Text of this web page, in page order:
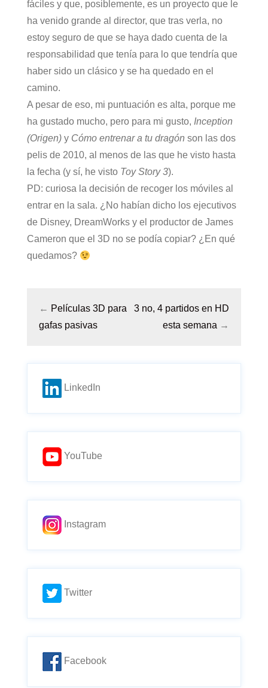
fáciles y que, posiblemente, es un proyecto que le
ha venido grande al director, que tras verla, no
estoy seguro de que se haya dado cuenta de la
responsabilidad que tenía para lo que tendría que
haber sido un clásico y se ha quedado en el
camino.
A pesar de eso, mi puntuación es alta, porque me
ha gustado mucho, pero para mi gusto, Inception
(Origen) y Cómo entrenar a tu dragón son las dos
pelis de 2010, al menos de las que he visto hasta
la fecha (y sí, he visto Toy Story 3).
PD: curiosa la decisión de recoger los móviles al
entrar en la sala. ¿No habían dicho los ejecutivos
de Disney, DreamWorks y el productor de James
Cameron que el 3D no se podía copiar? ¿En qué
quedamos?
← Películas 3D para
gafas pasivas
3 no, 4 partidos en HD
esta semana →
LinkedIn
YouTube
Instagram
Twitter
Facebook